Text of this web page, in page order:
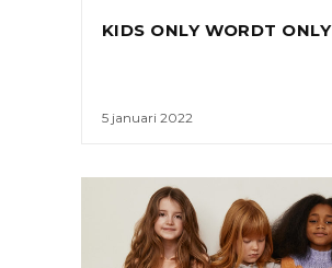
KIDS ONLY WORDT ONLY
5 januari 2022